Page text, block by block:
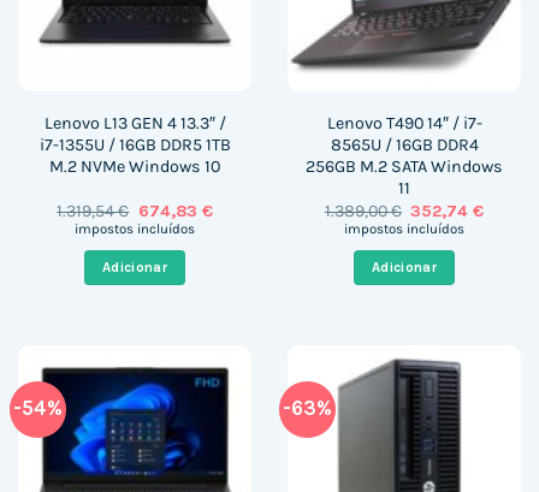
Lenovo L13 GEN 4 13.3″ /
i7-1355U / 16GB DDR5 1TB
M.2 NVMe Windows 10
1.319,54€ O
preço
era:
1.319,54 €.
674,83 €O
impostos incluídos
Adicionar
Lenovo T490 14″ / i7-
8565U / 16GB DDR4
256GB M.2 SATA Windows
11
1.389,00€ O
preço
era:
1.389,00 €.
352,74€O
impostos incluídos
Adicionar
-54% -63%